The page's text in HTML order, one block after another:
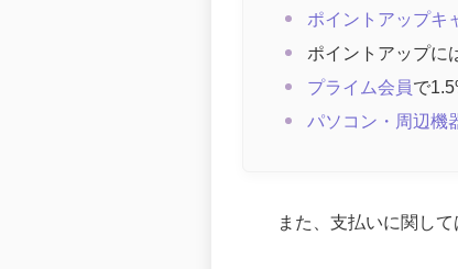
ポイントアップキ
ポイントアップに
プライム会員で
パソコン・周辺機
また、支払いに関し